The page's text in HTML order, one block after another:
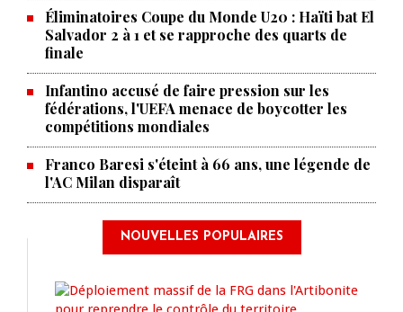
Éliminatoires Coupe du Monde U20 : Haïti bat El
Salvador 2 à 1 et se rapproche des quarts de
finale
Infantino accusé de faire pression sur les
fédérations, l'UEFA menace de boycotter les
compétitions mondiales
Franco Baresi s'éteint à 66 ans, une légende de
l'AC Milan disparaît
NOUVELLES POPULAIRES